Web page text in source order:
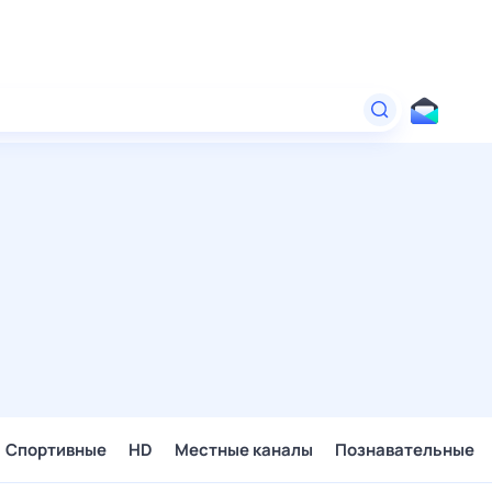
Спортивные HD Местные каналы Познавательные